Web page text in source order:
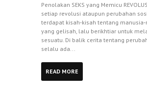
Penolakan SEKS yang Memicu
setiap revolusi ataupun perubahan
terdapat kisah‑kisah tentang
yang gelisah, lalu berikhtiar untuk
sesuatu. Di balik cerita tentang
selalu ada...
READ MORE